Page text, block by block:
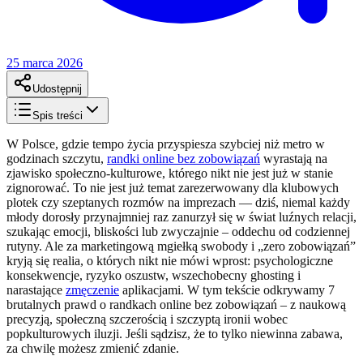
25 marca 2026
Udostępnij
Spis treści
W Polsce, gdzie tempo życia przyspiesza szybciej niż metro w
godzinach szczytu, randki online bez zobowiązań wyrastają na
zjawisko społeczno-kulturowe, którego nikt nie jest już w stanie
zignorować. To nie jest już temat zarezerwowany dla klubowych
plotek czy szeptanych rozmów na imprezach — dziś, niemal każdy
młody dorosły przynajmniej raz zanurzył się w świat luźnych relacji,
szukając emocji, bliskości lub zwyczajnie – oddechu od codziennej
rutyny. Ale za marketingową mgiełką swobody i „zero zobowiązań”
kryją się realia, o których nikt nie mówi wprost: psychologiczne
konsekwencje, ryzyko oszustw, wszechobecny ghosting i
narastające zmęczenie aplikacjami. W tym tekście odkrywamy 7
brutalnych prawd o randkach online bez zobowiązań – z naukową
precyzją, społeczną szczerością i szczyptą ironii wobec
popkulturowych iluzji. Jeśli sądzisz, że to tylko niewinna zabawa,
za chwilę możesz zmienić zdanie.